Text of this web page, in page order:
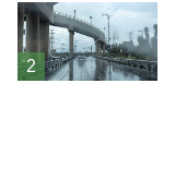
2